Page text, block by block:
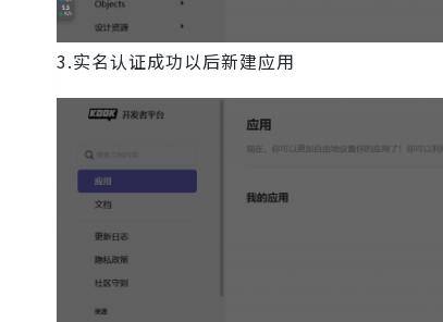
3.实名认证成功以后新建应用